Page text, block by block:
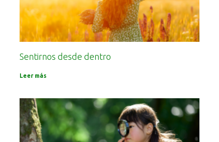
Sentirnos desde dentro
Leer más